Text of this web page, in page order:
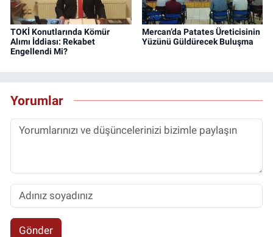
TOKİ Konutlarında Kömür
Alımı İddiası: Rekabet
Engellendi Mi?
Mercan’da Patates Üreticisinin
Yüzünü Güldürecek Buluşma
Yorumlar
Gönder